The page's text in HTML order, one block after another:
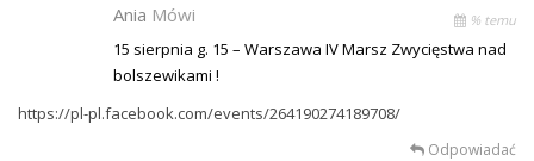
Ania Mówi % temu
15 sierpnia g. 15 – Warszawa IV Marsz Zwycięstwa nad
bolszewikami !
https://pl-pl.facebook.com/events/264190274189708/
Odpowiadać